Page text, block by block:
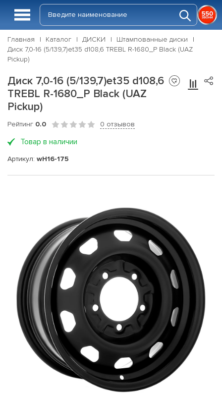
Главная Каталог ДИСКИ
Штампованные диски
Диск 7,0-16 (5/139,7)et35 d108,6 TREBL R-1680_P Black (UAZ
Pickup)
Диск 7,0-16 (5/139,7)et35 d108,6
TREBL R-1680_P Black (UAZ
Pickup)
Рейтинг 0.0 0 отзывов
Товар в наличии
Артикул: wH16-175